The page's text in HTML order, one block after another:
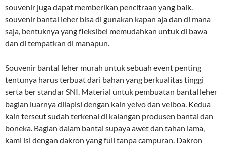
souvenir juga dapat memberikan pencitraan yang baik.
souvenir bantal leher bisa di gunakan kapan aja dan di mana
saja, bentuknya yang fleksibel memudahkan untuk di bawa
dan di tempatkan di manapun.
Souvenir bantal leher murah untuk sebuah event penting
tentunya harus terbuat dari bahan yang berkualitas tinggi
serta ber standar SNI. Material untuk pembuatan bantal leher
bagian luarnya dilapisi dengan kain yelvo dan velboa. Kedua
kain terseut sudah terkenal di kalangan produsen bantal dan
boneka. Bagian dalam bantal supaya awet dan tahan lama,
kami isi dengan dakron yang full tanpa campuran. Dakron